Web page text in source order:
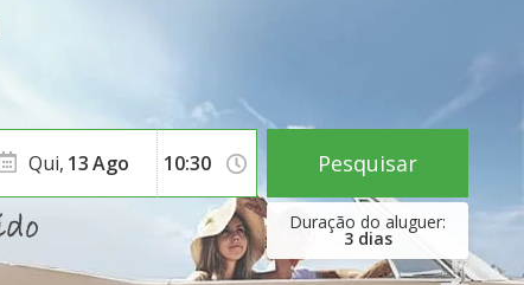
English (US)
Polski
Română
Ελληνικά
Hrvatski
العربية
3 dias
Qui, 13Ago Pesquisar